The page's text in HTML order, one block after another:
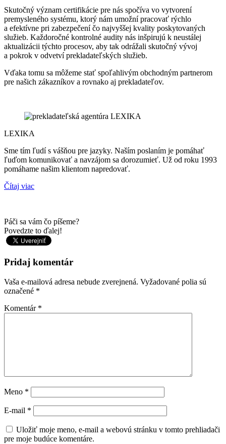
Skutočný význam certifikácie pre nás spočíva vo vytvorení
premysleného systému, ktorý nám umožní pracovať rýchlo
a efektívne pri zabezpečení čo najvyššej kvality poskytovaných
služieb. Každoročné kontrolné audity nás inšpirujú k neustálej
aktualizácii týchto procesov, aby tak odrážali skutočný vývoj
a pokrok v odvetví prekladateľských služieb.
Vďaka tomu sa môžeme stať spoľahlivým obchodným partnerom
pre našich zákazníkov a rovnako aj prekladateľov.
LEXIKA
Sme tím ľudí s vášňou pre jazyky. Naším poslaním je pomáhať
ľuďom komunikovať a navzájom sa dorozumieť. Už od roku 1993
pomáhame našim klientom napredovať.
Čítaj viac
Páči sa vám čo píšeme?
Povedzte to ďalej!
Pridaj komentár
Vaša e-mailová adresa nebude zverejnená. Vyžadované polia sú
označené *
Komentár *
Meno *
E-mail *
Uložiť moje meno, e-mail a webovú stránku v tomto prehliadači
pre moje budúce komentáre.